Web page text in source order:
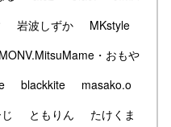
岩波しずか
MKstyle
MONV.MitsuMame・おもや
blackkite
masako.o
ともりん
たけくま